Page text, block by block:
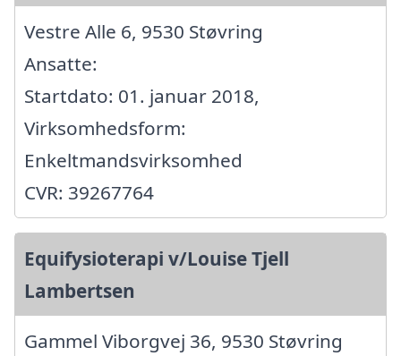
Vestre Alle 6, 9530 Støvring
Ansatte:
Startdato: 01. januar 2018,
Virksomhedsform:
Enkeltmandsvirksomhed
CVR: 39267764
Equifysioterapi v/Louise Tjell
Lambertsen
Gammel Viborgvej 36, 9530 Støvring